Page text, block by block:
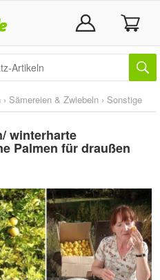
› Sämereien & Zwiebeln › Sonstige
winterharte
Palmen für draußen